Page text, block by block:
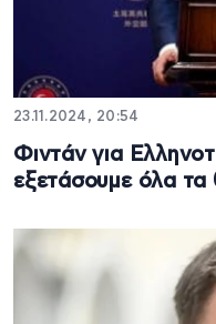
23.11.2024, 20:54
Φιντάν για
εξετάσουμε όλα τα